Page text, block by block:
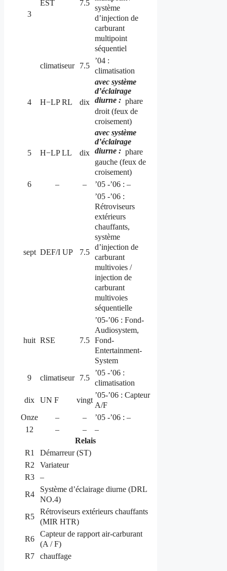
3
EST 7.5
système
d’injection de
carburant
multipoint
séquentiel
climatiseur 7.5
’04 :
climatisation
4 H−LP RL dix
avec système
d’éclairage
diurne : phare
droit (feux de
croisement)
5 H−LP LL dix
avec système
d’éclairage
diurne : phare
gauche (feux de
croisement)
6
– – ’05 -’06 : –
sept DEF/I UP 7.5
’05 -’06 :
Rétroviseurs
extérieurs
chauffants,
système
d’injection de
carburant
multivoies /
injection de
carburant
multivoies
séquentielle
huit RSE 7.5
’05-’06 : Fond-
Audiosystem,
Fond-
Entertainment-
System
9 climatiseur 7.5
’05 -’06 :
climatisation
dix UN F vingt
’05-’06 : Capteur
A/F
Onze
– –
’05 -’06 : –
12
– –
–
Relais
R1
Démarreur (ST)
R2
Variateur
R3
–
R4
Système d’éclairage diurne (DRL
NO.4)
R5
Rétroviseurs extérieurs chauffants
(MIR HTR)
R6
Capteur de rapport air-carburant
(A / F)
R7
chauffage